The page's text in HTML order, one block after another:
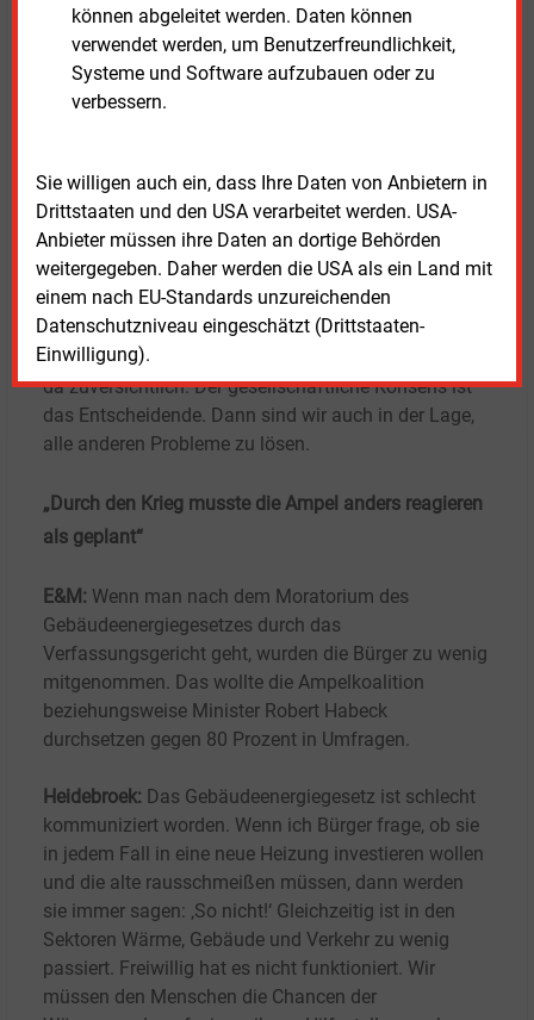
können abgeleitet werden. Daten können
verwendet werden, um Benutzerfreundlichkeit,
Systeme und Software aufzubauen oder zu
verbessern.
Sie willigen auch ein, dass Ihre Daten von Anbietern in
Drittstaaten und den USA verarbeitet werden. USA-
Anbieter müssen ihre Daten an dortige Behörden
weitergegeben. Daher werden die USA als ein Land mit
einem nach EU-Standards unzureichenden
Datenschutzniveau eingeschätzt (Drittstaaten-
Einwilligung).
Zubau nicht schaffen. Es gibt einfach Projekte, die
für die Energiewende dringend notwendig sind, die
aber an windschwächeren Standorten sind.
Heidebroek:Dass wir die Gesellschaft mitnehmen,
die Akzeptanz hinbekommen, sodass sie sagt: ‚Wir
wollen die Erneuerbaren, wir wollen Wind an Land, wir
wollen den Transport schaffen und die
Genehmigungen und wir sind auch bereit, als Staat
Bürgschaften für die Hersteller bereitzustellen. Ich bin
da zuversichtlich. Der gesellschaftliche Konsens ist
das Entscheidende. Dann sind wir auch in der Lage,
alle anderen Probleme zu lösen.
„Durch den Krieg musste die Ampel anders reagieren
als geplant“
E&M: Wenn man nach dem Moratorium des
Gebäudeenergiegesetzes durch das
Verfassungsgericht geht, wurden die Bürger zu wenig
mitgenommen. Das wollte die Ampelkoalition
beziehungsweise Minister Robert Habeck
durchsetzen gegen 80 Prozent in Umfragen.
Heidebroek: Das Gebäudeenergiegesetz ist schlecht
kommuniziert worden. Wenn ich Bürger frage, ob sie
in jedem Fall in eine neue Heizung investieren wollen
und die alte rausschmeißen müssen, dann werden
sie immer sagen: ‚So nicht!‘ Gleichzeitig ist in den
Sektoren Wärme, Gebäude und Verkehr zu wenig
passiert. Freiwillig hat es nicht funktioniert. Wir
müssen den Menschen die Chancen der